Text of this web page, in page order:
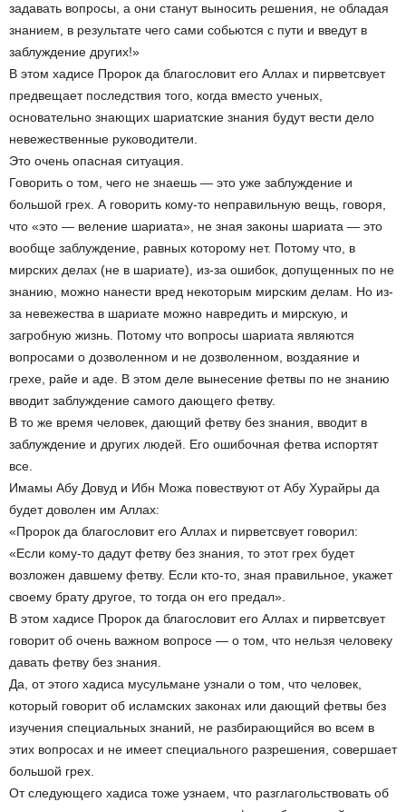
задавать вопросы, а они станут выносить решения, не обладая
знанием, в результате чего сами собьются с пути и введут в
заблуждение других!»
В этом хадисе Пророк да благословит его Аллах и пирветсвует
предвещает последствия того, когда вместо ученых,
основательно знающих шариатские знания будут вести дело
невежественные руководители.
Это очень опасная ситуация.
Говорить о том, чего не знаешь — это уже заблуждение и
большой грех. А говорить кому-то неправильную вещь, говоря,
что «это — веление шариата», не зная законы шариата — это
вообще заблуждение, равных которому нет. Потому что, в
мирских делах (не в шариате), из-за ошибок, допущенных по не
знанию, можно нанести вред некоторым мирским делам. Но из-
за невежества в шариате можно навредить и мирскую, и
загробную жизнь. Потому что вопросы шариата являются
вопросами о дозволенном и не дозволенном, воздаяние и
грехе, райе и аде. В этом деле вынесение фетвы по не знанию
вводит заблуждение самого дающего фетву.
В то же время человек, дающий фетву без знания, вводит в
заблуждение и других людей. Его ошибочная фетва испортят
все.
Имамы Абу Довуд и Ибн Можа повествуют от Абу Хурайры да
будет доволен им Аллах:
«Пророк да благословит его Аллах и пирветсвует говорил:
«Если кому-то дадут фетву без знания, то этот грех будет
возложен давшему фетву. Если кто-то, зная правильное, укажет
своему брату другое, то тогда он его предал».
В этом хадисе Пророк да благословит его Аллах и пирветсвует
говорит об очень важном вопросе — о том, что нельзя человеку
давать фетву без знания.
Да, от этого хадиса мусульмане узнали о том, что человек,
который говорит об исламских законах или дающий фетвы без
изучения специальных знаний, не разбирающийся во всем в
этих вопросах и не имеет специального разрешения, совершает
большой грех.
От следующего хадиса тоже узнаем, что разглагольствовать об